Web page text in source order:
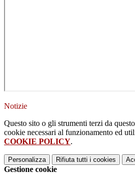
Notizie
Questo sito o gli strumenti terzi da
cookie necessari al funzionamento ed
COOKIE POLICY.
Personalizza Rifiuta tutti i cookies
Gestione cookie